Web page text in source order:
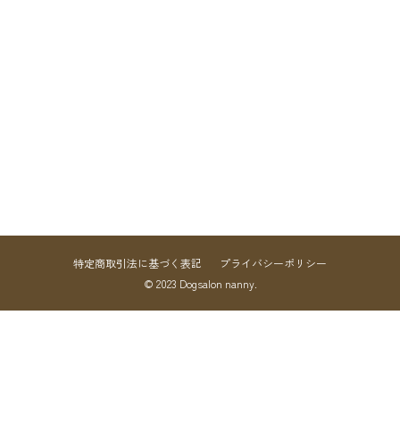
特定商取引法に基づく表記
プライバシーポリシー
© 2023 Dogsalon nanny.